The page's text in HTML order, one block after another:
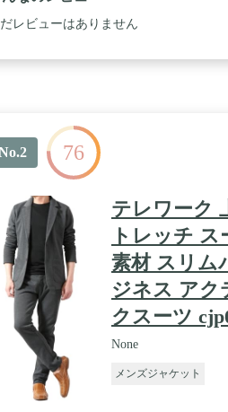
レビューはありません
76
テレワーク
トレッチ
素材 スリム
ジネス アク
クスーツ
None
メンズジャケット